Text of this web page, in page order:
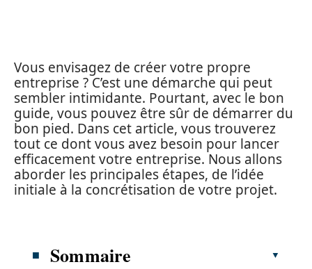
Vous envisagez de créer votre propre
entreprise ? C’est une démarche qui peut
sembler intimidante. Pourtant, avec le bon
guide, vous pouvez être sûr de démarrer du
bon pied. Dans cet article, vous trouverez
tout ce dont vous avez besoin pour lancer
efficacement votre entreprise. Nous allons
aborder les principales étapes, de l’idée
initiale à la concrétisation de votre projet.
Sommaire